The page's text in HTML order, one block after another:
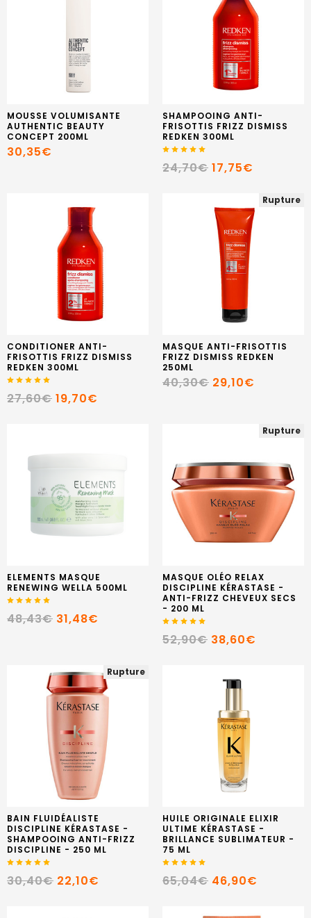
MOUSSE VOLUMISANTE
AUTHENTIC BEAUTY
CONCEPT 200ML
30,35€
SHAMPOOING ANTI-
FRISOTTIS FRIZZ DISMISS
REDKEN 300ML
24,70€ 17,75€
CONDITIONER ANTI-
FRISOTTIS FRIZZ DISMISS
REDKEN 300ML
27,60€ 19,70€
Rupture
MASQUE ANTI-FRISOTTIS
FRIZZ DISMISS REDKEN
250ML
40,30€ 29,10€
ELEMENTS MASQUE
RENEWING WELLA 500ML
48,43€ 31,48€
Rupture
MASQUE OLÉO RELAX
DISCIPLINE KÉRASTASE -
ANTI-FRIZZ CHEVEUX SECS
- 200 ML
52,90€ 38,60€
Rupture
BAIN FLUIDÉALISTE
DISCIPLINE KÉRASTASE -
SHAMPOOING ANTI-FRIZZ
DISCIPLINE - 250 ML
30,40€ 22,10€
HUILE ORIGINALE ELIXIR
ULTIME KÉRASTASE -
BRILLANCE SUBLIMATEUR -
75 ML
65,04€ 46,90€